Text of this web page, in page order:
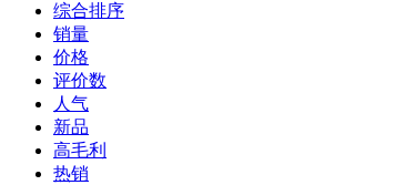
综合排序
销量
价格
评价数
人气
新品
高毛利
热销